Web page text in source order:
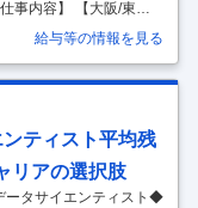
事内容】 【大阪/東証
名以上の大型案件も/日
サルファームからシス
立/大手プライム案件等
等キャリアパス多数/領
サルタントとSEがワ
が可能 ◎PL経験をいか
給与等の情報を見る
ティスト平均残
リアの選択肢
ータサイエンティスト◆